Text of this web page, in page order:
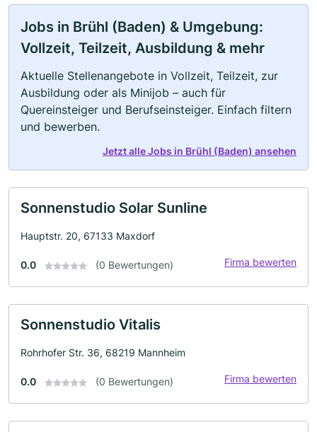
Jobs in Brühl (Baden) & Umgebung:
Vollzeit, Teilzeit, Ausbildung & mehr
Aktuelle Stellenangebote in Vollzeit, Teilzeit, zur
Ausbildung oder als Minijob – auch für
Quereinsteiger und Berufseinsteiger. Einfach filtern
und bewerben.
Jetzt alle Jobs in Brühl (Baden) ansehen
Sonnenstudio Solar Sunline
Hauptstr. 20, 67133 Maxdorf
0.0 (0 Bewertungen) Firma bewerten
Sonnenstudio Vitalis
Rohrhofer Str. 36, 68219 Mannheim
0.0 (0 Bewertungen) Firma bewerten